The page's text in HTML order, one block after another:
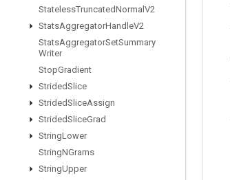
StatelessTruncatedNormal V2
StatsAggregatorHandleV2
StatsAggregatorSetSummary
Writer
StopGradient
StridedSlice
StridedSliceAssign
StridedSliceGrad
StringLower
StringNGrams
StringUpper